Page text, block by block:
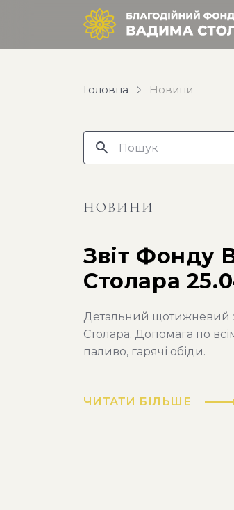
Головна Новини
НОВИНИ
Звіт Фонду
Столара
Детальний щотижневий
Столара. Допомага по
паливо, гарячі обіди.
ЧИТАТИ БІЛЬШЕ